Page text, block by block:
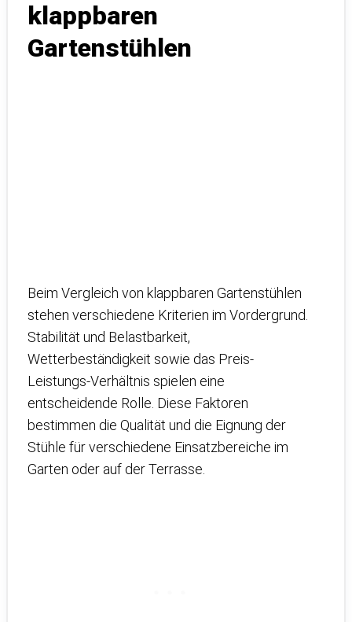
klappbaren
Gartenstühlen
Beim Vergleich von klappbaren Gartenstühlen
stehen verschiedene Kriterien im Vordergrund.
Stabilität und Belastbarkeit,
Wetterbeständigkeit sowie das Preis-
Leistungs-Verhältnis spielen eine
entscheidende Rolle. Diese Faktoren
bestimmen die Qualität und die Eignung der
Stühle für verschiedene Einsatzbereiche im
Garten oder auf der Terrasse.